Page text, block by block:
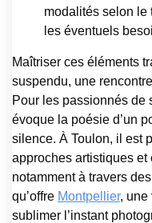
modalités selon le
les éventuels
Maîtriser ces éléments
suspendu, une
Pour les passionnés de
évoque la poésie d’un
silence. À Toulon, il est
approches artistiques
notamment à travers
qu’offre Montpellier, une
sublimer l’instant